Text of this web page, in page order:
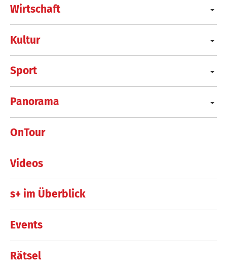
Wirtschaft
Kultur
Sport
Panorama
OnTour
Videos
s+ im Überblick
Events
Rätsel